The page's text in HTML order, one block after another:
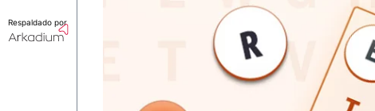
Respaldado por